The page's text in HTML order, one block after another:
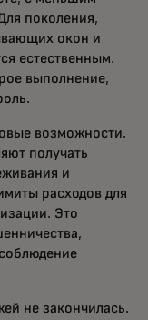
поколения,
окон и
естественным.
выполнение,
возможности.
получать
и
расходов для
Это
не закончилась.